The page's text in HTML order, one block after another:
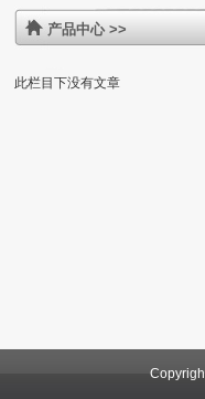
产品中心>>
此栏目下没有文章